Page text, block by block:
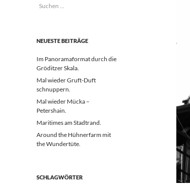
Suchen
NEUESTE BEITRÄGE
Im Panoramaformat durch die
Gröditzer Skala.
Mal wieder Gruft-Duft
schnuppern.
Mal wieder Mücka –
Petershain.
Maritimes am Stadtrand.
Around the Hühnerfarm mit
the Wundertüte.
SCHLAGWÖRTER